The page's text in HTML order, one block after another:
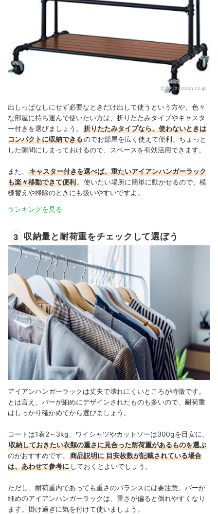
出典： amazon.co.jp
出しっぱなしにせず必要なときだけ出して使うという方や、色々
な部屋に持ち運んで使いたい方は、折りたたみタイプやキャスタ
ー付きを選びましょう。
折りたたみタイプなら、使わないときは
コンパクトに収納できるのでお部屋を広く使えて便利。ちょっと
した隙間にしまっておけるので、スペースを有効活用できます。
また、
キャスター付きを選べば、重たいアイアンハンガーラック
も楽々移動できて便利 。使いたい場所に簡単に動かせるので、模
様替えや掃除のときにも扱いやすいですよ。
ランキングを見る
3 収納量と耐荷重をチェックして選ぼう
アイアンハンガーラックは丈夫で壊れにくいところが特徴です。
とは言え、バーが細めにデザインされたものも多いので、耐荷重
はしっかり確かめてから選びましょう。
コートは1着2～3kg、ワイシャツやカットソーは300gを目安に、
収納しておきたい衣類の重さに見合った耐荷重があるものを選ぶ
のがおすすめです。
商品説明に 目安枚数が記載されている場合
は、あわせて参考に しておくとよいでしょう。
ただし、耐荷重内であっても重さのバランスには要注意。バーが
細めのアイアンハンガーラックは、重さが偏ると倒れやすくなり
ます。掛け過ぎに気を付けて使いましょう。